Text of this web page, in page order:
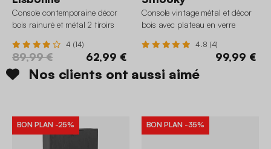
Console contemporaine décor
bois rainuré et métal 2 tiroirs
4 (14)
89,99 € 62,99 €
Console vintage métal et décor
bois avec plateau en verre
4.8 (4)
99,99 €
Nos clients ont aussi aimé
BON PLAN -25% BON PLAN -35%